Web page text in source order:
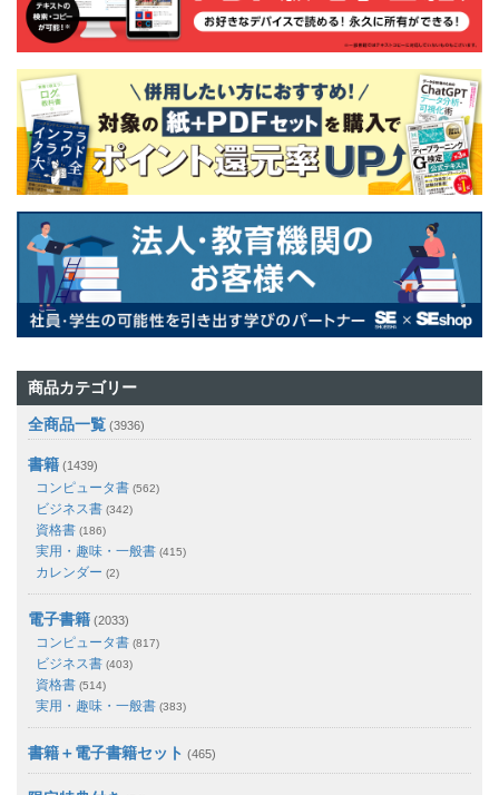
商品カテゴリー
全商品一覧 (3936)
書籍 (1439)
コンピュータ書 (562)
ビジネス書 (342)
資格書 (186)
実用・趣味・一般書 (415)
カレンダー (2)
電子書籍 (2033)
コンピュータ書 (817)
ビジネス書 (403)
資格書 (514)
実用・趣味・一般書 (383)
書籍＋電子書籍セット (465)